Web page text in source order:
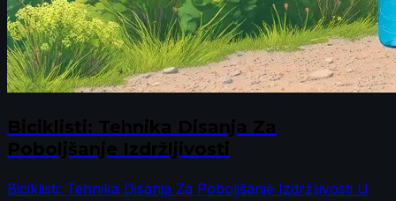
Biciklisti: Tehnika Disanja Za Poboljšanje Izdržljivosti U